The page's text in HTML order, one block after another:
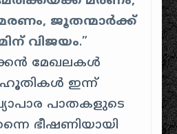
ജൂതന്മാർക്ക്
വിജയം.”
മേഖലകൾ
ഹൂതികൾ ഇന്ന്
പാതകളുടെ
ഭീഷണിയായി